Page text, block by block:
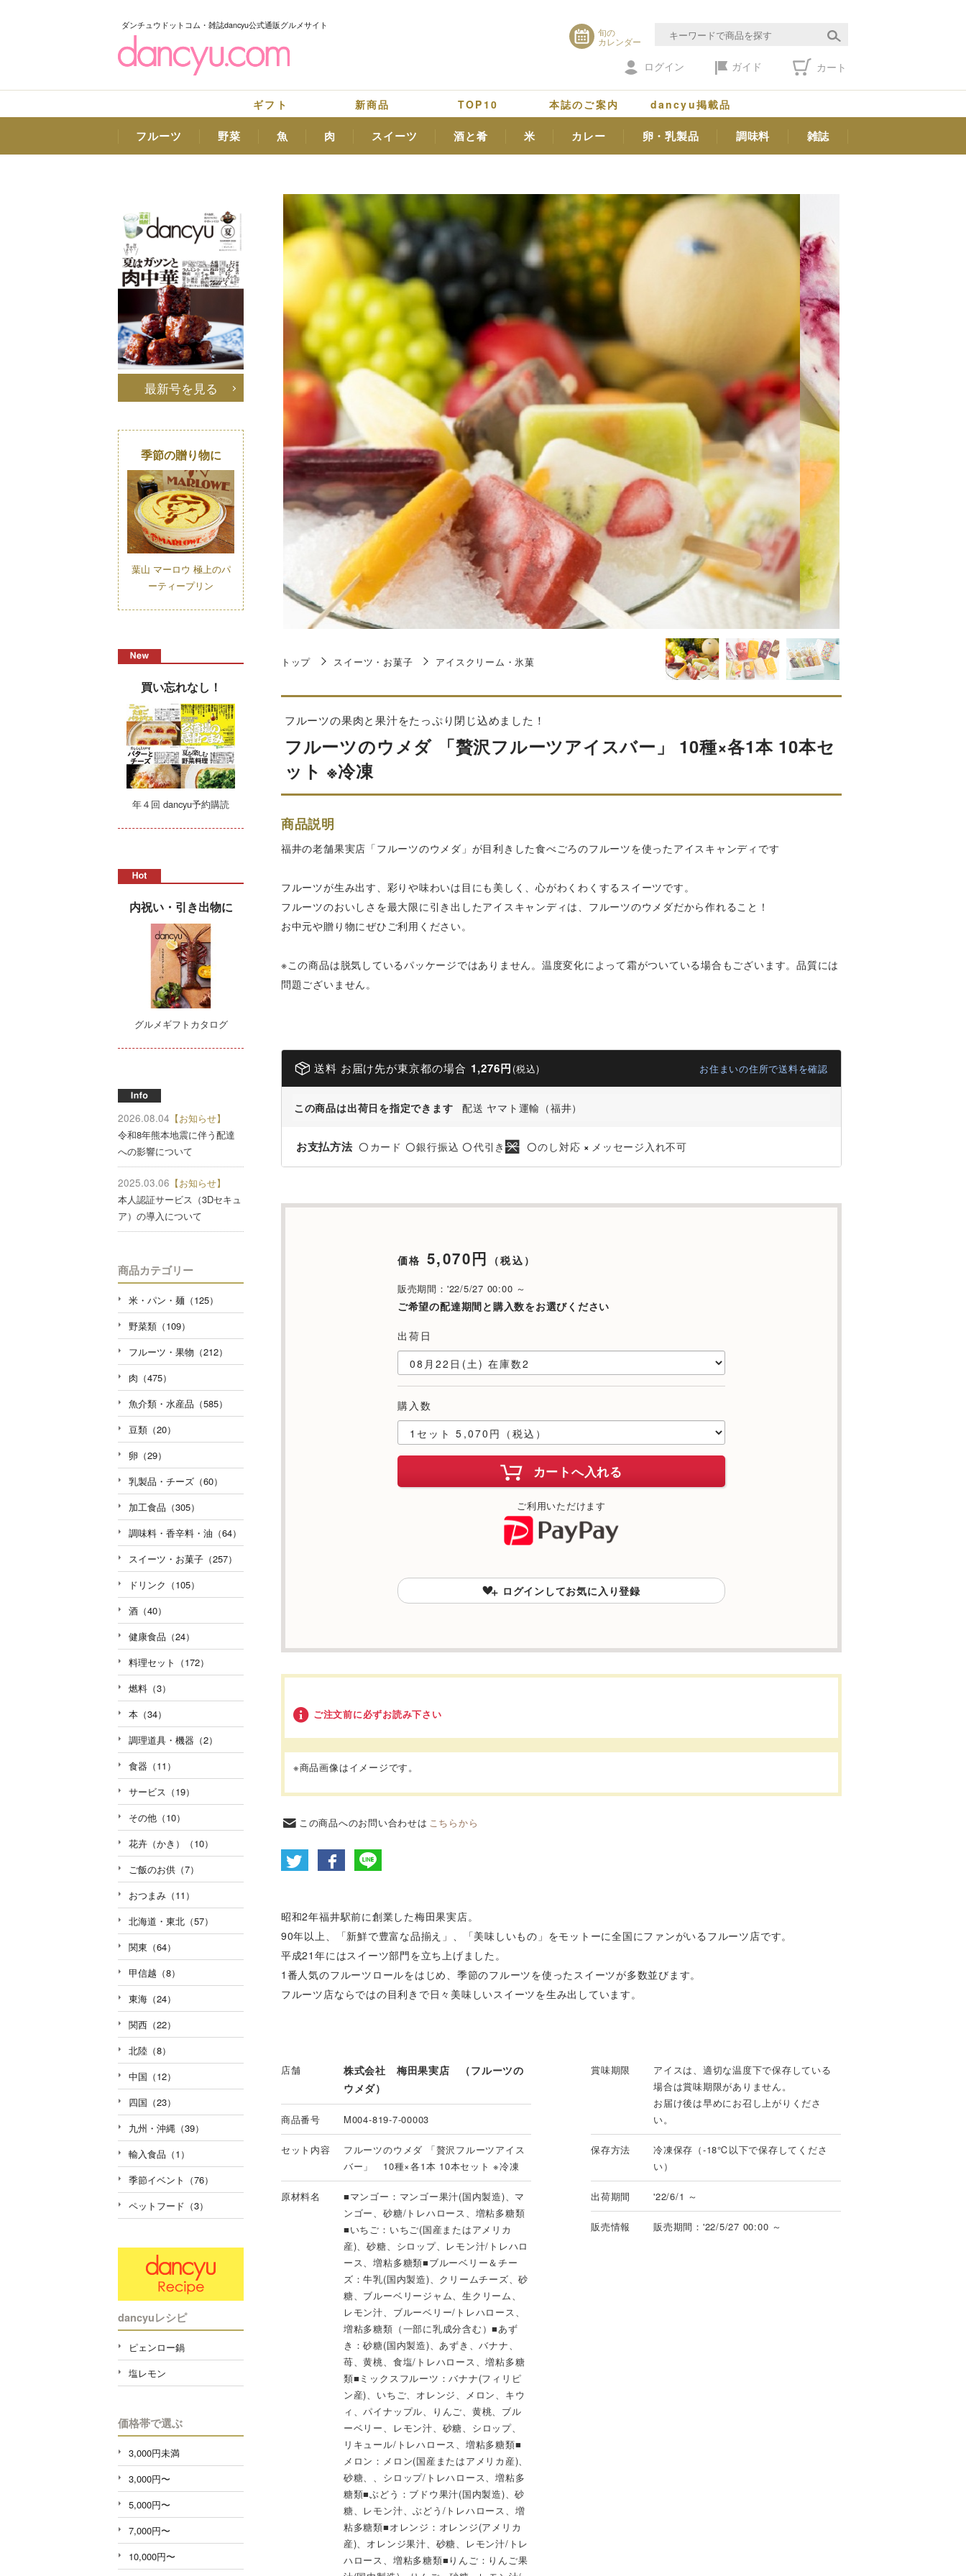
ダンチュウドットコム・雑誌dancyu公式通販グルメサイト
旬の
カレンダー
ログイン ガイド カート
ギフト 新商品 TOP10 本誌のご案内 dancyu掲載品
フルーツ 野菜 魚 肉 スイーツ 酒と肴 米 カレー 卵・乳製品 調味料 雑誌
トップ スイーツ・お菓子 アイスクリーム・氷菓
フルーツの果肉と果汁をたっぷり閉じ込めました！
フルーツのウメダ 「贅沢フルーツアイスバー」 10種×各1本 10本セ
ット ※冷凍
商品説明
福井の老舗果実店「フルーツのウメダ」が目利きした食べごろのフルーツを使ったアイスキャンディです
フルーツが生み出す、彩りや味わいは目にも美しく、心がわくわくするスイーツです。
フルーツのおいしさを最大限に引き出したアイスキャンディは、フルーツのウメダだから作れること！
お中元や贈り物にぜひご利用ください。
※この商品は脱気しているパッケージではありません。温度変化によって霜がついている場合もございます。品質には
問題ございません。
送料 お届け先が東京都の場合 1,276円 (税込) お住まいの住所で送料を確認
この商品は出荷日を指定できます 配送 ヤマト運輸（福井）
お支払方法 〇 カード 〇銀行振込 〇代引き 〇のし対応 × メッセージ入れ不可
価格 5,070円 （税込）
販売期間：'22/5/27 00:00 ～
ご希望の配達期間と購入数をお選びください
出荷日
購入数
カートへ入れる
ご利用いただけます
ログインしてお気に入り登録
ご注文前に必ずお読み下さい
※商品画像はイメージです。
この商品へのお問い合わせは こちらから
昭和2年福井駅前に創業した梅田果実店。
90年以上、「新鮮で豊富な品揃え」、「美味しいもの」をモットーに全国にファンがいるフルーツ店です。
平成21年にはスイーツ部門を立ち上げました。
1番人気のフルーツロールをはじめ、季節のフルーツを使ったスイーツが多数並びます。
フルーツ店ならではの目利きで日々美味しいスイーツを生み出しています。
店舗
株式会社 梅田果実店 （フルーツの
ウメダ）
商品番号 M004-819-7-00003
セット内容
フルーツのウメダ 「贅沢フルーツアイス
バー」 10種×各1本 10本セット ※冷凍
原材料名
■マンゴー：マンゴー果汁(国内製造)、マ
ンゴー、砂糖/トレハロース、増粘多糖類
■いちご：いちご(国産またはアメリカ
産)、砂糖、シロップ、レモン汁/トレハロ
ース、増粘多糖類■ブルーベリー＆チー
ズ：牛乳(国内製造)、クリームチーズ、砂
糖、ブルーベリージャム、生クリーム、
レモン汁、ブルーベリー/トレハロース、
増粘多糖類（一部に乳成分含む）■あず
き：砂糖(国内製造)、あずき、バナナ、
苺、黄桃、食塩/トレハロース、増粘多糖
類■ミックスフルーツ：バナナ(フィリピ
ン産)、いちご、オレンジ、メロン、キウ
ィ、パイナップル、りんご、黄桃、ブル
ーベリー、レモン汁、砂糖、シロップ、
リキュール/トレハロース、増粘多糖類■
メロン：メロン(国産またはアメリカ産)、
砂糖、、シロップ/トレハロース、増粘多
糖類■ぶどう：ブドウ果汁(国内製造)、砂
糖、レモン汁、ぶどう/トレハロース、増
粘多糖類■オレンジ：オレンジ(アメリカ
産)、オレンジ果汁、砂糖、レモン汁/トレ
ハロース、増粘多糖類■りんご：りんご果
賞味期限
アイスは、適切な温度下で保存している
場合は賞味期限がありません。
お届け後は早めにお召し上がりくださ
い。
保存方法
冷凍保存（-18℃以下で保存してくださ
い）
出荷期間 '22/6/1 ～
販売情報 販売期間：'22/5/27 00:00 ～
最新号を見る
季節の贈り物に
葉山 マーロウ 極上のパ
ーティープリン
買い忘れなし！
年４回 dancyu予約購読
内祝い・引き出物に
グルメギフトカタログ
2026.08.04 【お知らせ】
令和8年熊本地震に伴う配達
への影響について
2025.03.06 【お知らせ】
本人認証サービス（3Dセキュ
ア）の導入について
商品カテゴリー
米・パン・麺（125）
野菜類（109）
フルーツ・果物（212）
肉（475）
魚介類・水産品（585）
豆類（20）
卵（29）
乳製品・チーズ（60）
加工食品（305）
調味料・香辛料・油（64）
スイーツ・お菓子（257）
ドリンク（105）
酒（40）
健康食品（24）
料理セット（172）
燃料（3）
本（34）
調理道具・機器（2）
食器（11）
サービス（19）
その他（10）
花卉（かき）（10）
ご飯のお供（7）
おつまみ（11）
北海道・東北（57）
関東（64）
甲信越（8）
東海（24）
関西（22）
北陸（8）
中国（12）
四国（23）
九州・沖縄（39）
輸入食品（1）
季節イベント（76）
ペットフード（3）
dancyuレシピ
ピェンロー鍋
塩レモン
価格帯で選ぶ
3,000円未満
3,000円〜
5,000円〜
7,000円〜
10,000円〜